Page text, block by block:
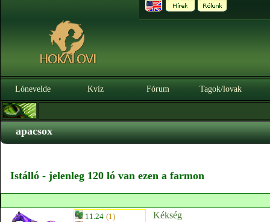
Lónevelde Kvíz Fórum Tagok/lovak
apacsox
Istálló - jelenleg 120 ló van ezen a farmon
11.24 (1)
Kékség